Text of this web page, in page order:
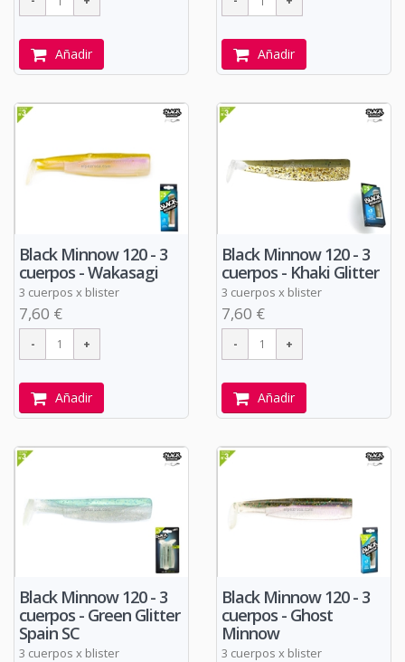
Añadir Añadir
Black Minnow 120 - 3
cuerpos - Wakasagi
3 cuerpos x blister
7,60 €
Añadir
Black Minnow 120 - 3
cuerpos - Khaki Glitter
3 cuerpos x blister
7,60 €
Añadir
Black Minnow 120 - 3
cuerpos - Green Glitter
Spain SC
3 cuerpos x blister
Black Minnow 120 - 3
cuerpos - Ghost
Minnow
3 cuerpos x blister